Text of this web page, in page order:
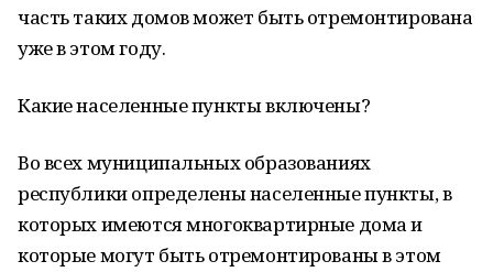
часть таких домов может быть отремонтирована
уже в этом году.
Какие населенные пункты включены?
Во всех муниципальных образованиях
республики определены населенные пункты, в
которых имеются многоквартирные дома и
которые могут быть отремонтированы в этом